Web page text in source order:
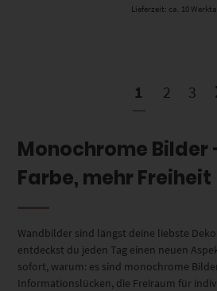
Lieferzeit: ca. 10
1 2 3
Monochrome Bilder
Farbe, mehr Freiheit
Wandbilder sind längst deine liebste
entdeckst du jeden Tag einen neuen
sofort, warum: es sind monochrome
Informationslücken, die Freiraum für